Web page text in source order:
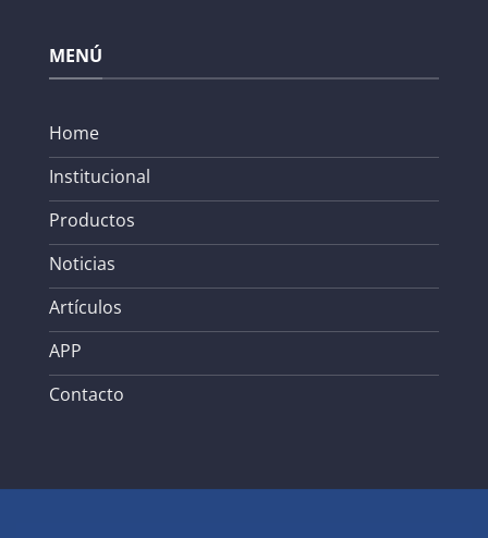
MENÚ
Home
Institucional
Productos
Noticias
Artículos
APP
Contacto